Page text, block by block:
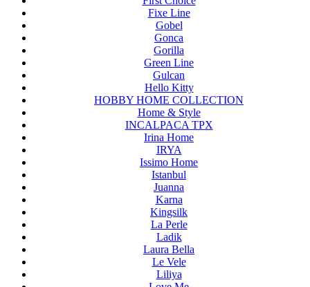
Fixe Line
Gobel
Gonca
Gorilla
Green Line
Gulcan
Hello Kitty
HOBBY HOME COLLECTION
Home & Style
INCALPACA TPX
Irina Home
IRYA
Issimo Home
Istanbul
Juanna
Karna
Kingsilk
La Perle
Ladik
Laura Bella
Le Vele
Liliya